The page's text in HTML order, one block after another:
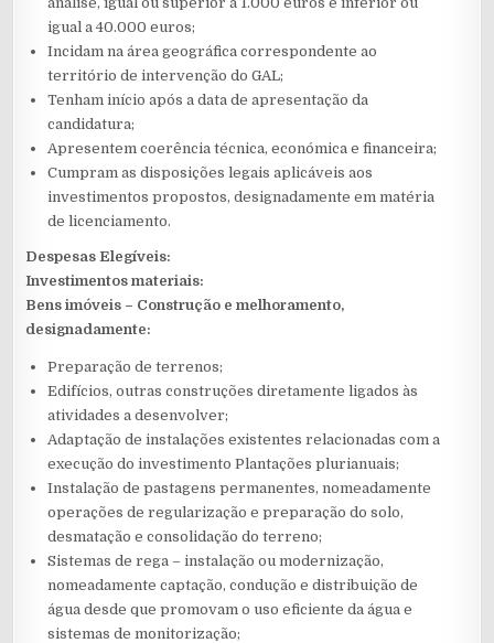
igual a 40.000 euros;
Incidam na área geográfica correspondente ao
território de intervenção do GAL;
Tenham início após a data de apresentação da
candidatura;
Apresentem coerência técnica, económica e financeira;
Cumpram as disposições legais aplicáveis aos
investimentos propostos, designadamente em matéria
de licenciamento.
Despesas Elegíveis:
Investimentos materiais:
Bens imóveis – Construção e melhoramento,
designadamente:
Preparação de terrenos;
Edifícios, outras construções diretamente ligados às
atividades a desenvolver;
Adaptação de instalações existentes relacionadas com a
execução do investimento Plantações plurianuais;
Instalação de pastagens permanentes, nomeadamente
operações de regularização e preparação do solo,
desmatação e consolidação do terreno;
Sistemas de rega – instalação ou modernização,
nomeadamente captação, condução e distribuição de
água desde que promovam o uso eficiente da água e
sistemas de monitorização;